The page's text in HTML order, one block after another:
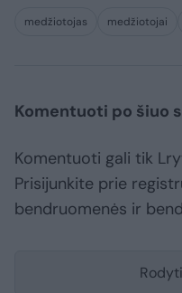
medžiotojas medžiotojai
Komentuoti po šiuo
Komentuoti gali tik
Prisijunkite prie
bendruomenės ir